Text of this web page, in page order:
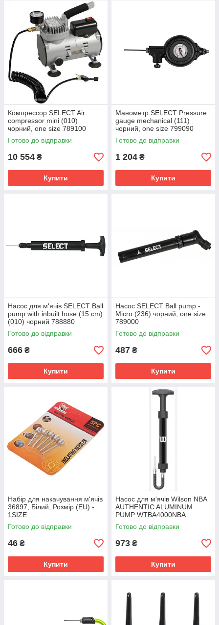
Компрессор SELECT Air
compressor mini (010)
чорний, one size 789100
Готово до відправки
10 554 ₴
Купити
Манометр SELECT Pressure
gauge mechanical (111)
чорний, one size 799090
Готово до відправки
1 204 ₴
Купити
Насос для м'ячів SELECT Ball
pump with inbuilt hose (15 cm)
(010) чорний 788880
Готово до відправки
666 ₴
Купити
Насос SELECT Ball pump -
Micro (236) чорний, one size
789000
Готово до відправки
487 ₴
Купити
Набір для накачування м'ячів
36897, Білий, Розмір (EU) -
1SIZE
Готово до відправки
46 ₴
Купити
Насос для м'ячів Wilson NBA
AUTHENTIC ALUMINUM
PUMP WTBA4000NBA
Готово до відправки
973 ₴
Купити